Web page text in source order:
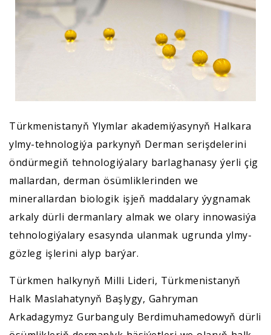
Türkmenistanyň Ylymlar akademiýasynyň Halkara
ylmy-tehnologiýa parkynyň Derman serişdelerini
öndürmegiň tehnologiýalary barlaghanasy ýerli çig
mallardan, derman ösümliklerinden we
minerallardan biologik işjeň maddalary ýygnamak
arkaly dürli dermanlary almak we olary innowasiýa
tehnologiýalary esasynda ulanmak ugrunda ylmy-
gözleg işlerini alyp barýar.
Türkmen halkynyň Milli Lideri, Türkmenistanyň
Halk Maslahatynyň Başlygy, Gahryman
Arkadagymyz Gurbanguly Berdimuhamedowyň dürli